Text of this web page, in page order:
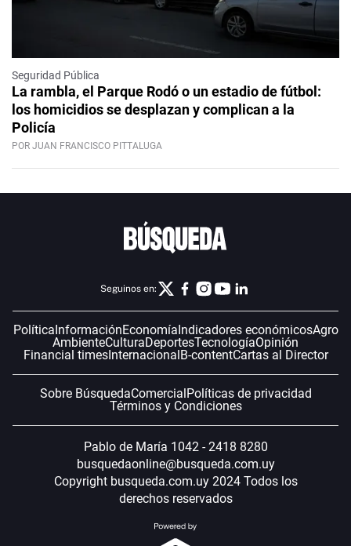
Seguridad Pública
La rambla, el Parque Rodó o un estadio de fútbol:
los homicidios se desplazan y complican a la
Policía
POR JUAN FRANCISCO PITTALUGA
Seguinos en:
PolíticaInformaciónEconomíaIndicadores económicosAgro
AmbienteCulturaDeportesTecnologíaOpinión
Financial timesInternacionalB-contentCartas al Director
Sobre BúsquedaComercialPolíticas de privacidad
Términos y Condiciones
Pablo de María 1042 - 2418 8280
busquedaonline@busqueda.com.uy
Copyright busqueda.com.uy 2024 Todos los
derechos reservados